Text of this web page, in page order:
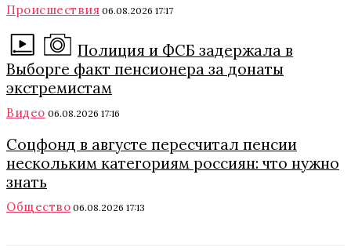
Происшествия 06.08.2026 17:17
Полиция и ФСБ задержала в
Выборге факт пенсионера за донаты
экстремистам
Видео 06.08.2026 17:16
Соцфонд в августе пересчитал пенсии
нескольким категориям россиян: что нужно
знать
Общество 06.08.2026 17:13